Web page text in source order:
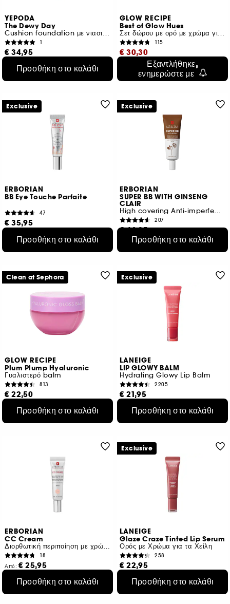
YEPODA
The Dewy Day
Cushion foundation με νιασιναμίδη, εκχύλισμα βερίκοκου και SPF 30
1
€ 34,95
21 αποχρώσεις
Προσθήκη στο καλάθι
GLOW RECIPE
Best of Glow Hues
Σετ δώρου με ορό με χρώμα για μάγουλα και χείλη
115
€ 30,30
Αρχική τιμή : € 50,50 -40%
€ 97,74 / 100ml
Εξαντλήθηκε,
ενημερώστε με
ERBORIAN
BB Eye Touche Parfaite
47
€ 35,95
Προσθήκη στο καλάθι
Exclusive
ERBORIAN
SUPER BB WITH GINSENG
CLAIR
High covering Anti-imperfections care
207
€ 46,95
€ 117,38 /100ml
Προσθήκη στο καλάθι
Exclusive
GLOW RECIPE
Plum Plump Hyaluronic
Γυαλιστερό balm
813
€ 22,50
Προσθήκη στο καλάθι
Clean at Sephora
LANEIGE
LIP GLOWY BALM
Hydrating Glowy Lip Balm
2205
€ 21,95
6 αποχρώσεις
Προσθήκη στο καλάθι
Exclusive
ERBORIAN
CC Cream
Διορθωτική περιποίηση με χρώμα Υγιής όψη & λάμψη
18
Από:€ 25,95
12 αποχρώσεις
Προσθήκη στο καλάθι
LANEIGE
Glaze Craze Tinted Lip Serum
Ορός με Χρώμα για τα Χείλη
258
€ 22,95
6 αποχρώσεις
Προσθήκη στο καλάθι
Exclusive